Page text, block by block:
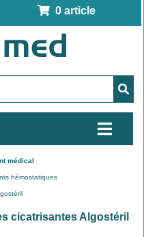
0 article
médical
hémostatiques
cicatrisantes Algostéril